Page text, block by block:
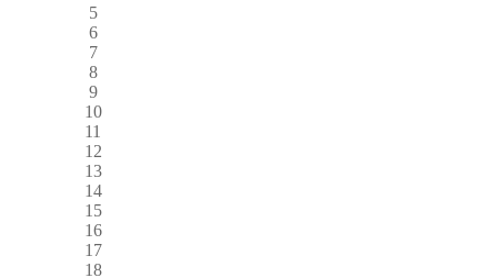
5
6
7
8
9
10
11
12
13
14
15
16
17
18